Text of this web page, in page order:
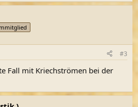
#3
Fall mit Kriechströmen bei der